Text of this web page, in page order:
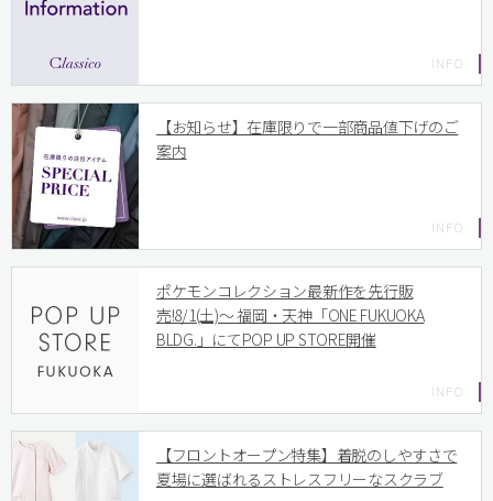
【お知らせ】在庫限りで一部商品値下げのご
案内
ポケモンコレクション最新作を先行販
売!8/1(土)〜 福岡・天神「ONE FUKUOKA
BLDG.」にてPOP UP STORE開催
【フロントオープン特集】着脱のしやすさで
夏場に選ばれるストレスフリーなスクラブ